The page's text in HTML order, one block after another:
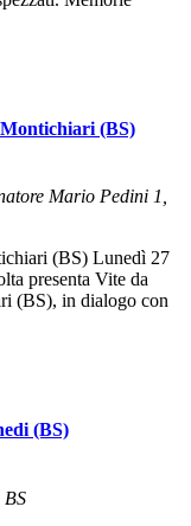
(BS)
Mario Pedini 1,
(BS) Lunedì 27
presenta Vite da
(BS), in dialogo con
(BS)
BS